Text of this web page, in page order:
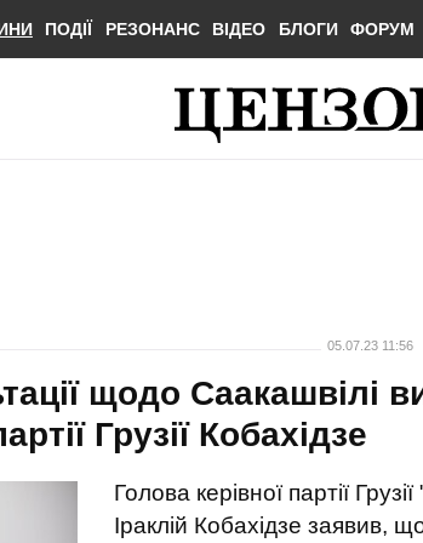
ПОДІЇ РЕЗОНАНС ВІДЕО БЛОГИ ФОРУМ
05.07.23 11:56
щодо Саакашвілі
Грузії Кобахідзе
Голова керівної партії
Іраклій Кобахідзе заявив,